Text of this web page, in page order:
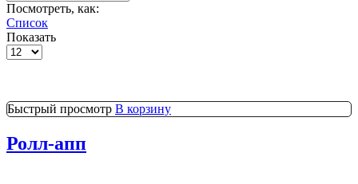
Посмотреть, как:
Список
Показать
Товаров
Быстрый просмотр В корзину
Ролл-апп